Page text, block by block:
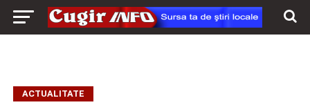
ACTUALITATE